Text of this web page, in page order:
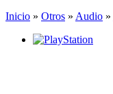
Inicio » Otros » Audio »